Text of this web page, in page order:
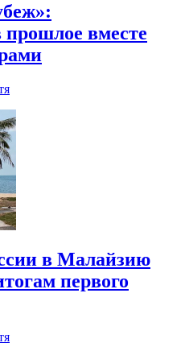
прошлое вместе
в Малайзию
первого